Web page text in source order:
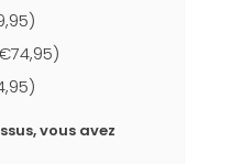
vous avez